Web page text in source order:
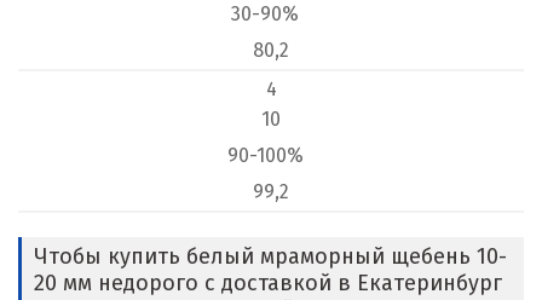
30-90%
80,2
4
10
90-100%
99,2
Чтобы купить белый мраморный щебень 10-
20 мм недорого с доставкой в Екатеринбург